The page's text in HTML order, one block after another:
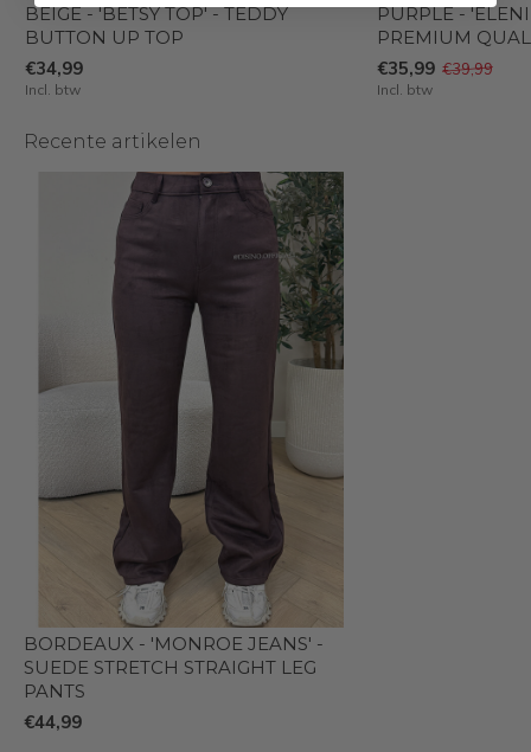
BEIGE - 'BETSY TOP' - TEDDY
BUTTON UP TOP
€34,99
Incl. btw
PURPLE -
PREMIUM
€35,99 €39,99
Incl. btw
Recente artikelen
BORDEAUX - 'MONROE JEANS' -
SUEDE STRETCH STRAIGHT LEG
PANTS
€44,99